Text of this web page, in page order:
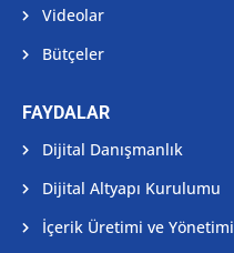
Videolar
Bütçeler
FAYDALAR
Dijital Danışmanlık
Dijital Altyapı Kurulumu
İçerik Üretimi ve Yönetimi